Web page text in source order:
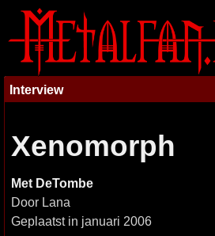
Interview
Xenomorph
Met DeTombe
Door Lana
Geplaatst in januari 2006